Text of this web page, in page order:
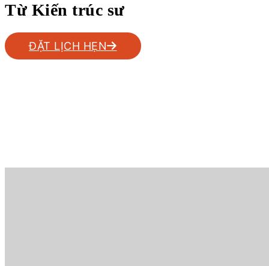
Từ Kiến trúc sư
ĐẶT LỊCH HẸN